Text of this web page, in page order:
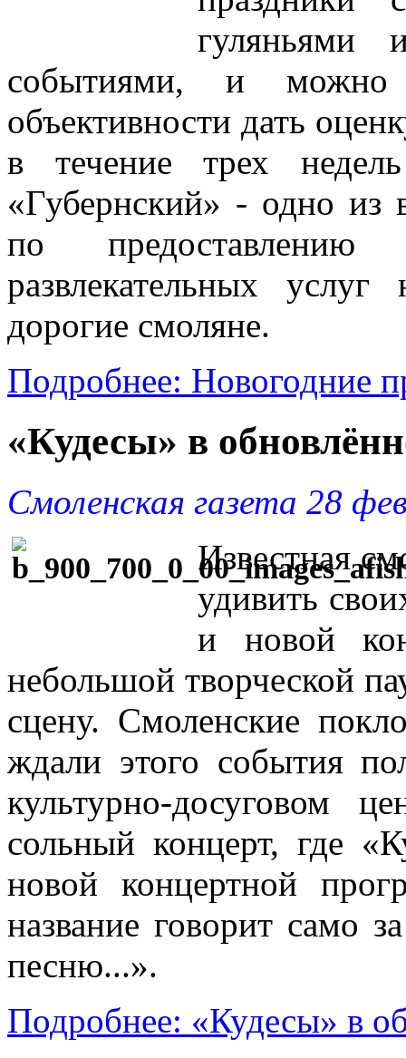
событиями, и можно
объективности дать
в течение трех
«Губернский» - одно из
по предоставлению
развлекательных
дорогие смоляне.
Подробнее: Новогодние
«Кудесы» в
Смоленская газета 28
Известная
удивить
и новой
небольшой творческой
сцену. Смоленские
ждали этого события
культурно-досуговом
сольный концерт, где
новой концертной
название говорит само
песню...».
Подробнее: «Кудесы» в